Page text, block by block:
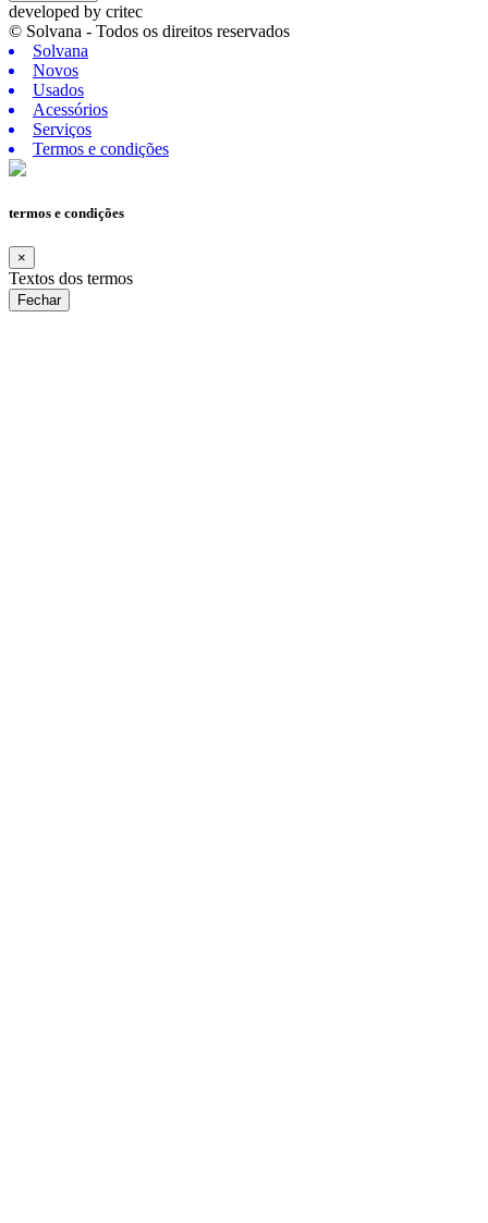
developed by critec
© Solvana - Todos os direitos reservados
Solvana
Novos
Usados
Acessórios
Serviços
Termos e condições
termos e condições
×
Textos dos termos
Fechar